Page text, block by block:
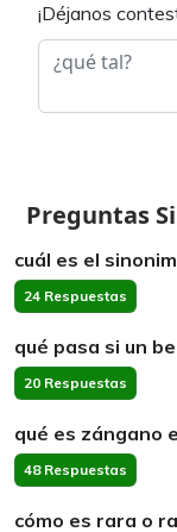
¡Déjanos
Preguntas
cuál es el
24 Respuestas
qué pasa si un
20 Respuestas
qué es zángano
48 Respuestas
cómo es rara o